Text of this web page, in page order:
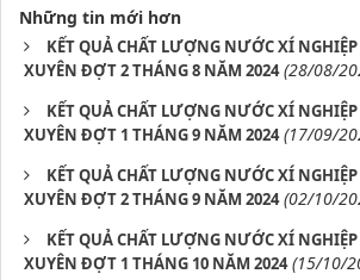
Những tin mới hơn
KẾT QUẢ CHẤT LƯỢNG NƯỚC XÍ
XUYÊN ĐỢT 2 THÁNG 8 NĂM 2024 (28/08/
KẾT QUẢ CHẤT LƯỢNG NƯỚC XÍ
XUYÊN ĐỢT 1 THÁNG 9 NĂM 2024 (17/09/
KẾT QUẢ CHẤT LƯỢNG NƯỚC XÍ
XUYÊN ĐỢT 2 THÁNG 9 NĂM 2024 (02/10/
KẾT QUẢ CHẤT LƯỢNG NƯỚC XÍ
XUYÊN ĐỢT 1 THÁNG 10 NĂM 2024 (15/10/